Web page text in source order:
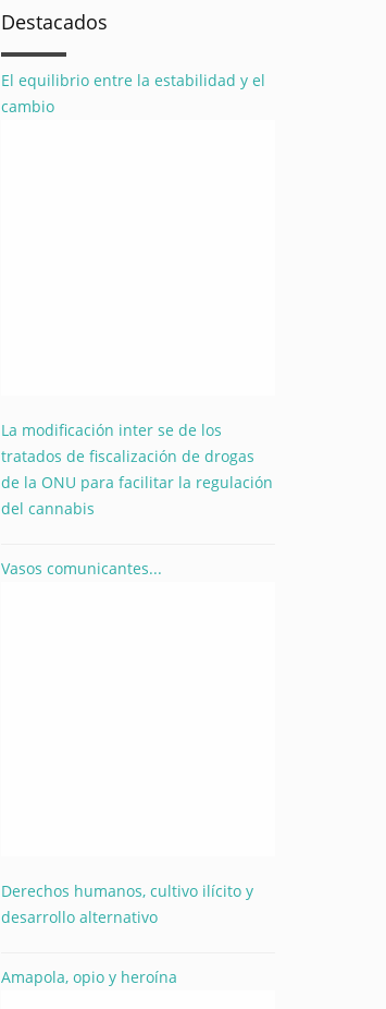
Destacados
El equilibrio entre la estabilidad y el
cambio
La modificación inter se de los
tratados de fiscalización de drogas
de la ONU para facilitar la regulación
del cannabis
Vasos comunicantes...
Derechos humanos, cultivo ilícito y
desarrollo alternativo
Amapola, opio y heroína